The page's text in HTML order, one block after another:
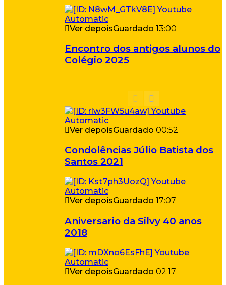
Ver depoisGuardado 13:00
Encontro dos antigos alunos do
Colégio 2025
Ver depoisGuardado 00:52
Condolências Júlio Batista dos
Santos 2021
Ver depoisGuardado 17:07
Aniversario da Silvy 40 anos
2018
Ver depoisGuardado 02:17